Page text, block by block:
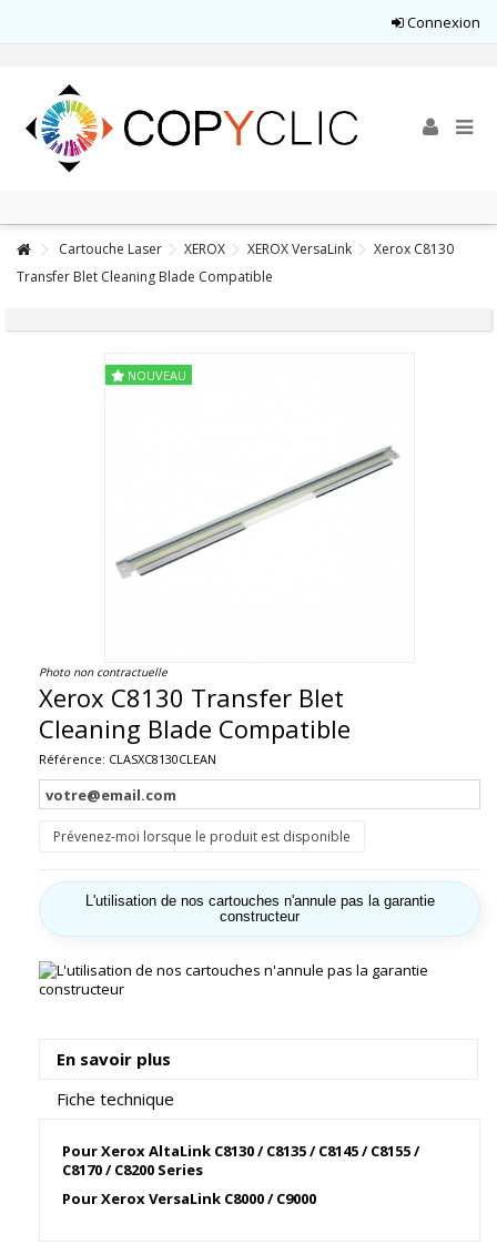
Connexion
Cartouche Laser XEROX XEROX VersaLink
Xerox C8130
Transfer Blet Cleaning Blade Compatible
NOUVEAU
Photo non contractuelle
Xerox C8130 Transfer Blet
Cleaning Blade Compatible
Référence: CLASXC8130CLEAN
Prévenez-moi lorsque le produit est disponible
L'utilisation de nos cartouches n'annule pas la garantie
constructeur
En savoir plus
Fiche technique
Pour Xerox AltaLink C8130 / C8135 / C8145 / C8155 /
C8170 / C8200 Series
Pour Xerox VersaLink C8000 / C9000